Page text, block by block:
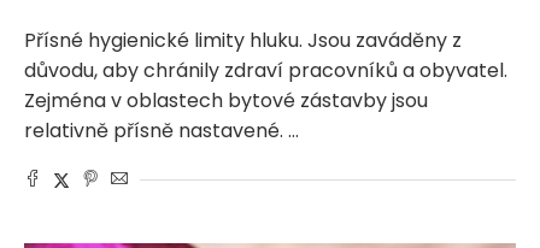
Přísné hygienické limity hluku. Jsou zaváděny z
důvodu, aby chránily zdraví pracovníků a obyvatel.
Zejména v oblastech bytové zástavby jsou
relativně přísně nastavené. …